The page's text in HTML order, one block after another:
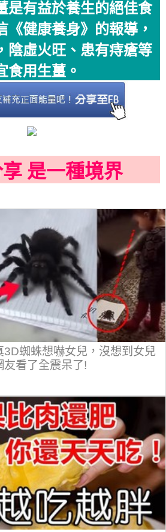
是有益於養生的絕佳食
《健康養身》的報導，
陰虛火旺、患有痔瘡等
食用生薑。
是一種境界
3D蜘蛛想嚇女兒，沒想到女兒
友看了全震呆了!